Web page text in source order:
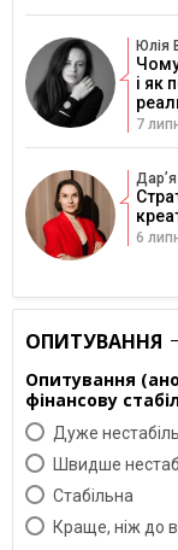
Юлія
і як
7
6
ОПИТУВАННЯ
Опитування
фінансову
Дуже
Швидше
Cтабільна
Краще, ніж до